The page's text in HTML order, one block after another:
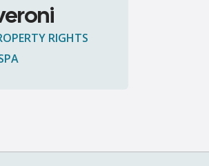
RIGHTS